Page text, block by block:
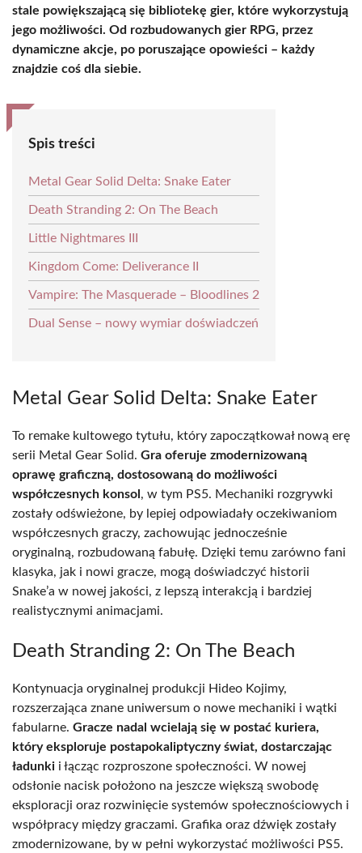
stale powiększającą się bibliotekę gier, które wykorzystują
jego możliwości. Od rozbudowanych gier RPG, przez
dynamiczne akcje, po poruszające opowieści – każdy
znajdzie coś dla siebie.
Spis treści
Metal Gear Solid Delta: Snake Eater
Death Stranding 2: On The Beach
Little Nightmares III
Kingdom Come: Deliverance II
Vampire: The Masquerade – Bloodlines 2
Dual Sense – nowy wymiar doświadczeń
Metal Gear Solid Delta: Snake Eater
To remake kultowego tytułu, który zapoczątkował nową erę
serii Metal Gear Solid. Gra oferuje zmodernizowaną
oprawę graficzną, dostosowaną do możliwości
współczesnych konsol , w tym PS5. Mechaniki rozgrywki
zostały odświeżone, by lepiej odpowiadały oczekiwaniom
współczesnych graczy, zachowując jednocześnie
oryginalną, rozbudowaną fabułę. Dzięki temu zarówno fani
klasyka, jak i nowi gracze, mogą doświadczyć historii
Snake’a w nowej jakości, z lepszą interakcją i bardziej
realistycznymi animacjami.
Death Stranding 2: On The Beach
Kontynuacja oryginalnej produkcji Hideo Kojimy,
rozszerzająca znane uniwersum o nowe mechaniki i wątki
fabularne. Gracze nadal wcielają się w postać kuriera,
który eksploruje postapokaliptyczny świat, dostarczając
ładunki i łącząc rozproszone społeczności. W nowej
odsłonie nacisk położono na jeszcze większą swobodę
eksploracji oraz rozwinięcie systemów społecznościowych i
współpracy między graczami. Grafika oraz dźwięk zostały
zmodernizowane, by w pełni wykorzystać możliwości PS5.